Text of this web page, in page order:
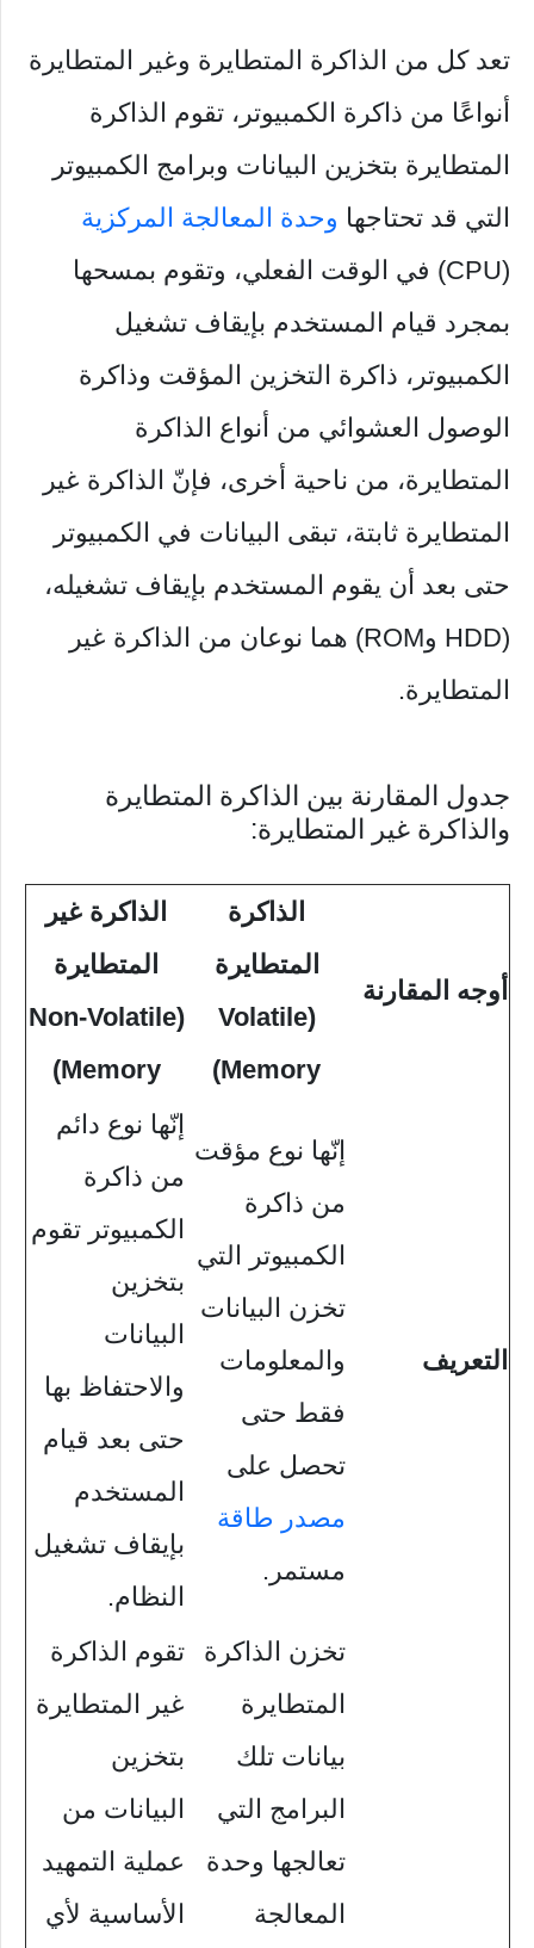
تعد كل من الذاكرة المتطايرة وغير المتطايرة
أنواعًا من ذاكرة الكمبيوتر، تقوم الذاكرة
المتطايرة بتخزين البيانات وبرامج الكمبيوتر
التي قد تحتاجها وحدة المعالجة المركزية
(CPU) في الوقت الفعلي، وتقوم بمسحها
بمجرد قيام المستخدم بإيقاف تشغيل
الكمبيوتر، ذاكرة التخزين المؤقت وذاكرة
الوصول العشوائي من أنواع الذاكرة
المتطايرة، من ناحية أخرى، فإنّ الذاكرة غير
المتطايرة ثابتة، تبقى البيانات في الكمبيوتر
حتى بعد أن يقوم المستخدم بإيقاف تشغيله،
(HDD وROM) هما نوعان من الذاكرة غير
المتطايرة.
جدول المقارنة بين الذاكرة المتطايرة
والذاكرة غير المتطايرة:
أوجه المقارنة
الذاكرة
المتطايرة
(Volatile
Memory)
الذاكرة غير
المتطايرة
(Non-Volatile
Memory)
التعريف
إنّها نوع مؤقت
من ذاكرة
الكمبيوتر التي
تخزن البيانات
والمعلومات
فقط حتى
تحصل على
مصدر طاقة
مستمر.
إنّها نوع دائم
من ذاكرة
الكمبيوتر تقوم
بتخزين
البيانات
والاحتفاظ بها
حتى بعد قيام
المستخدم
بإيقاف تشغيل
النظام.
تخزن الذاكرة
المتطايرة
بيانات تلك
البرامج التي
تعالجها وحدة
المعالجة
تقوم الذاكرة
غير المتطايرة
بتخزين
البيانات من
عملية التمهيد
الأساسية لأي